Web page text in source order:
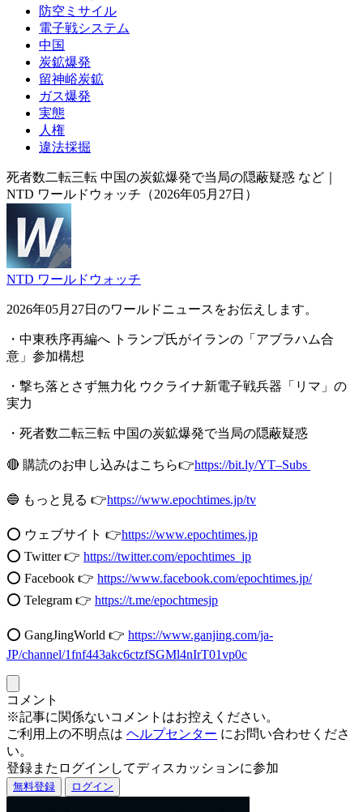
防空ミサイル
電子戦システム
中国
炭鉱爆発
留神峪炭鉱
ガス爆発
実態
人権
違法採掘
死者数二転三転 中国の炭鉱爆発で当局の隠蔽疑惑 など｜
NTD ワールドウォッチ（2026年05月27日）
NTD ワールドウォッチ
2026年05月27日のワールドニュースをお伝えします。
・中東秩序再編へ トランプ氏がイランの「アブラハム合
意」参加構想
・撃ち落とさず無力化 ウクライナ新電子戦兵器「リマ」の
実力
・死者数二転三転 中国の炭鉱爆発で当局の隠蔽疑惑
🔴 購読のお申し込みはこちら👉https://bit.ly/YT–Subs
🔵 もっと見る 👉https://www.epochtimes.jp/tv
⭕️ ウェブサイト 👉https://www.epochtimes.jp
⭕️ Twitter 👉 https://twitter.com/epochtimes_jp
⭕️ Facebook 👉 https://www.facebook.com/epochtimes.jp/
⭕️ Telegram 👉 https://t.me/epochtmesjp
⭕️ GangJingWorld 👉 https://www.ganjing.com/ja-
JP/channel/1fnf443akc6ctzfSGMl4nIrT01vp0c
コメント
※記事に関係ないコメントはお控えください。
ご利用上の不明点は ヘルプセンター にお問い合わせくださ
い。
登録またログインしてディスカッションに参加
無料登録 ログイン